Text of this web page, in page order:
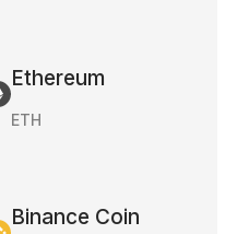
Ethereum
ETH
Binance Coin